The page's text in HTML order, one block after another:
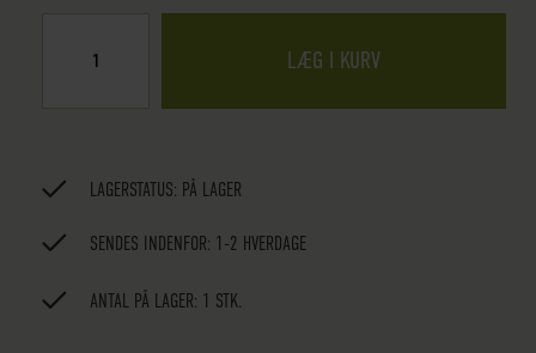
LÆG I KURV
LAGERSTATUS: PÅ LAGER
SENDES INDENFOR: 1-2 HVERDAGE
ANTAL PÅ LAGER: 1 STK.